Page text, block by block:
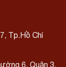
Tp.Hồ Chí
6, Quận 3,